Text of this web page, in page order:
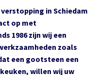
in Schiedam
op met
1986 zijn wij een
zoals
een gootsteen een
willen wij uw